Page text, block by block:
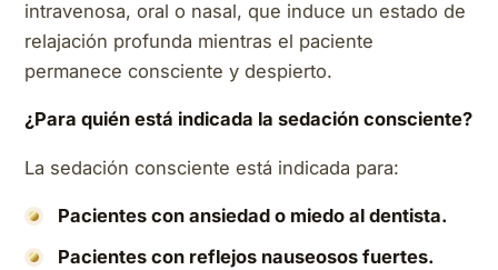
intravenosa, oral o nasal, que induce un estado de
relajación profunda mientras el paciente
permanece consciente y despierto.
¿Para quién está indicada la sedación consciente?
La sedación consciente está indicada para:
Pacientes con ansiedad o miedo al dentista.
Pacientes con reflejos nauseosos fuertes.